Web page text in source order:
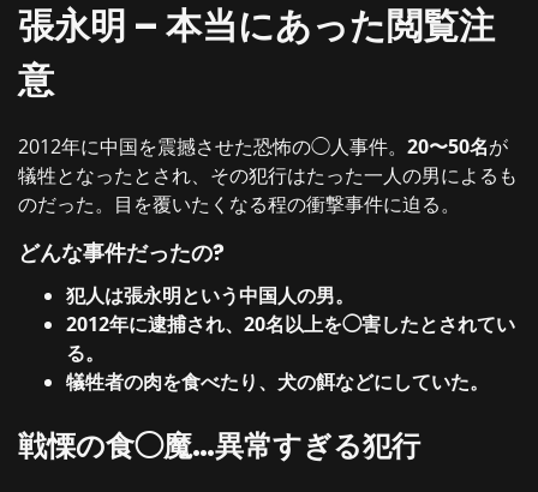
張永明 – 本当にあった閲覧注
意
2012年に中国を震撼させた恐怖の◯人事件。 20〜50名が
犠牲となったとされ、その犯行はたった一人の男によるも
のだった。目を覆いたくなる程の衝撃事件に迫る。
どんな事件だったの?
犯人は張永明という中国人の男。
2012年に逮捕され、20名以上を◯害したとされてい
る。
犠牲者の肉を食べたり、犬の餌などにしていた。
戦慄の食◯魔…異常すぎる犯行